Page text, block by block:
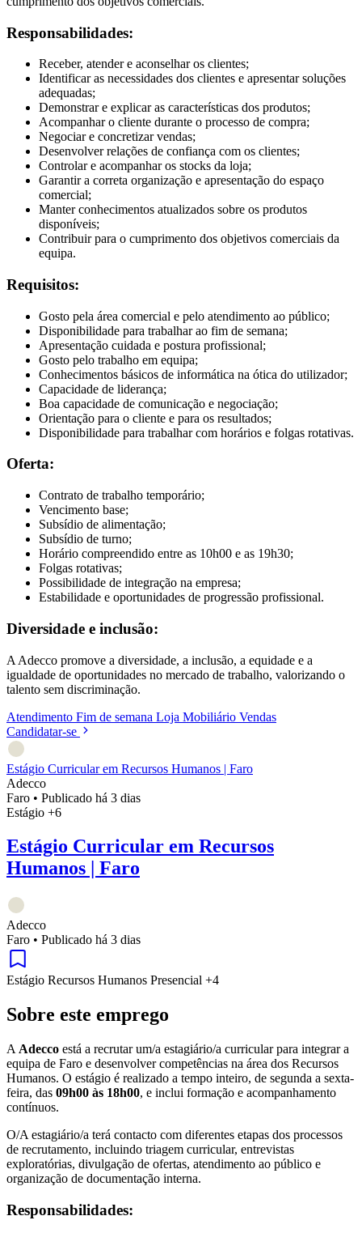
Responsabilidades:
Receber, atender e aconselhar os clientes;
Identificar as necessidades dos clientes e apresentar soluções
adequadas;
Demonstrar e explicar as características dos produtos;
Acompanhar o cliente durante o processo de compra;
Negociar e concretizar vendas;
Desenvolver relações de confiança com os clientes;
Controlar e acompanhar os stocks da loja;
Garantir a correta organização e apresentação do espaço
comercial;
Manter conhecimentos atualizados sobre os produtos
disponíveis;
Contribuir para o cumprimento dos objetivos comerciais da
equipa.
Requisitos:
Gosto pela área comercial e pelo atendimento ao público;
Disponibilidade para trabalhar ao fim de semana;
Apresentação cuidada e postura profissional;
Gosto pelo trabalho em equipa;
Conhecimentos básicos de informática na ótica do utilizador;
Capacidade de liderança;
Boa capacidade de comunicação e negociação;
Orientação para o cliente e para os resultados;
Disponibilidade para trabalhar com horários e folgas rotativas.
Oferta:
Contrato de trabalho temporário;
Vencimento base;
Subsídio de alimentação;
Subsídio de turno;
Horário compreendido entre as 10h00 e as 19h30;
Folgas rotativas;
Possibilidade de integração na empresa;
Estabilidade e oportunidades de progressão profissional.
Diversidade e inclusão:
A Adecco promove a diversidade, a inclusão, a equidade e a
igualdade de oportunidades no mercado de trabalho, valorizando o
talento sem discriminação.
Atendimento Fim de semana Loja Mobiliário Vendas
Candidatar-se
Estágio Curricular em Recursos Humanos | Faro
Adecco
Faro • Publicado há 3 dias
Estágio +6
Estágio Curricular em Recursos
Humanos | Faro
Adecco
Faro • Publicado há 3 dias
Estágio Recursos Humanos Presencial +4
Sobre este emprego
A Adecco está a recrutar um/a estagiário/a curricular para integrar a
equipa de Faro e desenvolver competências na área dos Recursos
Humanos. O estágio é realizado a tempo inteiro, de segunda a sexta-
feira, das 09h00 às 18h00, e inclui formação e acompanhamento
contínuos.
O/A estagiário/a terá contacto com diferentes etapas dos processos
de recrutamento, incluindo triagem curricular, entrevistas
exploratórias, divulgação de ofertas, atendimento ao público e
organização de documentação interna.
Responsabilidades: